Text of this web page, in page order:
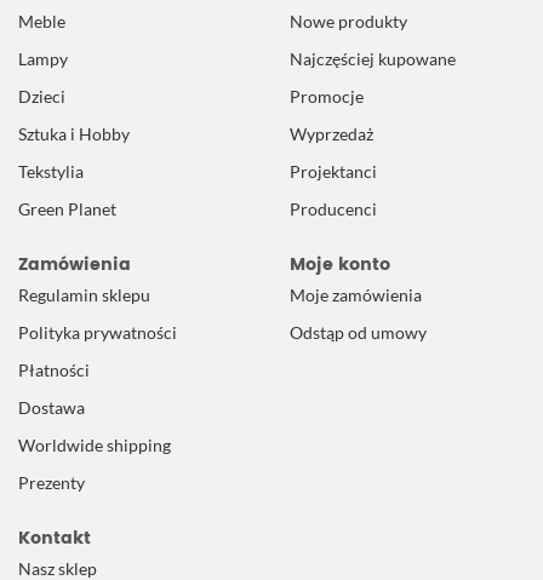
Meble
Lampy
Dzieci
Sztuka i Hobby
Tekstylia
Green Planet
Nowe produkty
Najczęściej kupowane
Promocje
Wyprzedaż
Projektanci
Producenci
Zamówienia
Regulamin sklepu
Polityka prywatności
Płatności
Dostawa
Worldwide shipping
Prezenty
Moje konto
Moje zamówienia
Odstąp od umowy
Kontakt
Nasz sklep